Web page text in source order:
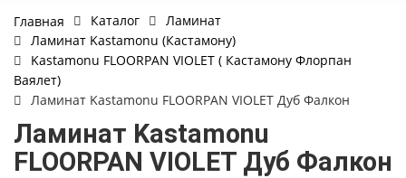
Главная Каталог
Ламинат
Ламинат Kastamonu (Кастамону)
Kastamonu FLOORPAN VIOLET ( Кастамону Флорпан
Ваялет)
Ламинат Kastamonu FLOORPAN VIOLET Дуб Фалкон
Ламинат Kastamonu
FLOORPAN VIOLET Дуб Фалкон